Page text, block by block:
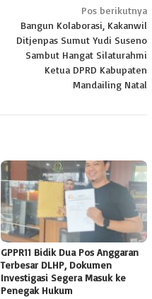
Pos berikutnya
Bangun Kolaborasi, Kakanwil
Ditjenpas Sumut Yudi Suseno
Sambut Hangat Silaturahmi
Ketua DPRD Kabupaten
Mandailing Natal
GPPR11 Bidik Dua Pos Anggaran
Terbesar DLHP, Dokumen
Investigasi Segera Masuk ke
Penegak Hukum